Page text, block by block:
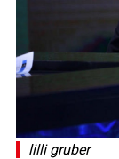
lilli gruber